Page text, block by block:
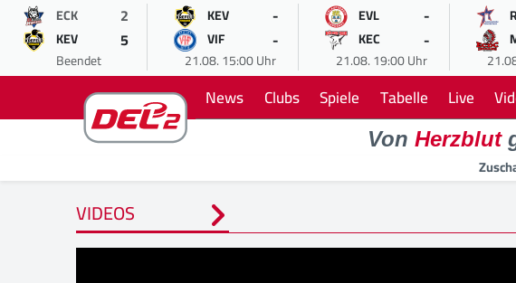
ECK 2
KEV 5
Beendet
KEV -
VIF -
21.08. 15:00 Uhr
EVL -
KEC -
21.08. 19:00 Uhr
News Clubs Spiele Tabelle Live
Von Herzblut
VIDEOS